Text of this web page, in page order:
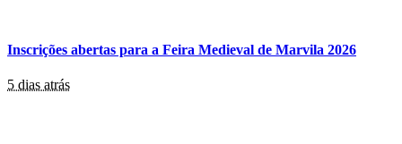
Inscrições abertas para a Feira Medieval de Marvila 2026
5 dias atrás